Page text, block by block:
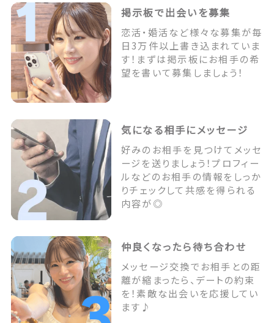
掲示板で出会いを募集
恋活・婚活など様々な募集が毎
日3万件以上書き込まれていま
す！まずは掲示板にお相手の希
望を書いて募集しましょう！
気になる相手にメッセージ
好みのお相手を見つけてメッセ
ージを送りましょう！プロフィー
ルなどのお相手の情報をしっか
りチェックして共感を得られる
内容が◎
仲良くなったら待ち合わせ
メッセージ交換でお相手との距
離が縮まったら、デートの約束
を！素敵な出会いを応援してい
ます♪